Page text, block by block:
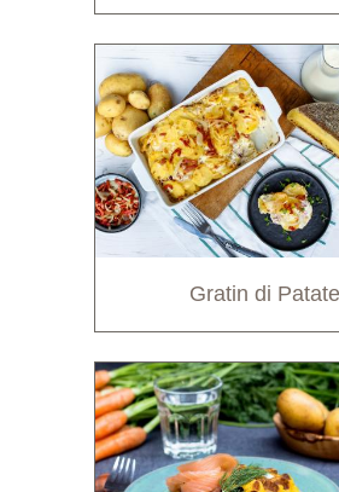
Gratin di